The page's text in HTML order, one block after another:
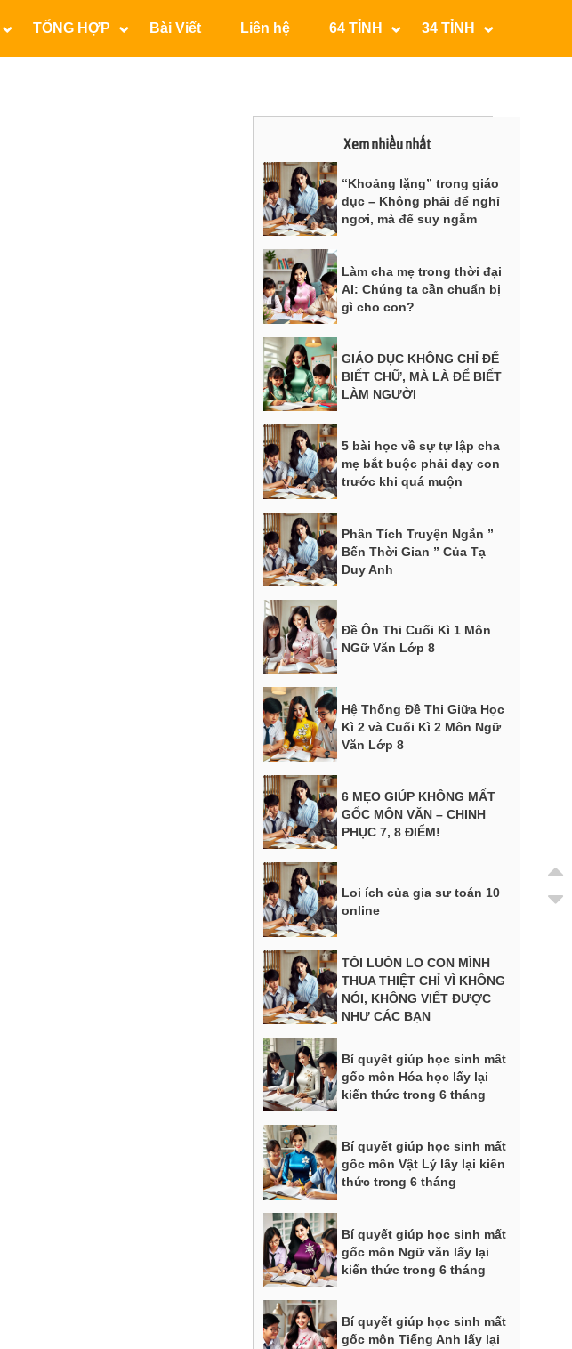
TỔNG HỢP Bài Viết Liên hệ 64 TỈNH 34 TỈNH
Xem nhiều nhất
“Khoảng lặng” trong giáo
dục – Không phải để nghỉ
ngơi, mà để suy ngẫm
Làm cha mẹ trong thời đại
AI: Chúng ta cần chuẩn bị
gì cho con?
GIÁO DỤC KHÔNG CHỈ ĐỂ
BIẾT CHỮ, MÀ LÀ ĐỂ BIẾT
LÀM NGƯỜI
5 bài học về sự tự lập cha
mẹ bắt buộc phải dạy con
trước khi quá muộn
Phân Tích Truyện Ngắn ”
Bến Thời Gian ” Của Tạ
Duy Anh
Đề Ôn Thi Cuối Kì 1 Môn
NGữ Văn Lớp 8
Hệ Thống Đề Thi Giữa Học
Kì 2 và Cuối Kì 2 Môn Ngữ
Văn Lớp 8
6 MẸO GIÚP KHÔNG MẤT
GỐC MÔN VĂN – CHINH
PHỤC 7, 8 ĐIỂM!
Loi ích của gia sư toán 10
online
TÔI LUÔN LO CON MÌNH
THUA THIỆT CHỈ VÌ KHÔNG
NÓI, KHÔNG VIẾT ĐƯỢC
NHƯ CÁC BẠN
Bí quyết giúp học sinh mất
gốc môn Hóa học lấy lại
kiến thức trong 6 tháng
Bí quyết giúp học sinh mất
gốc môn Vật Lý lấy lại kiến
thức trong 6 tháng
Bí quyết giúp học sinh mất
gốc môn Ngữ văn lấy lại
kiến thức trong 6 tháng
Bí quyết giúp học sinh mất
gốc môn Tiếng Anh lấy lại